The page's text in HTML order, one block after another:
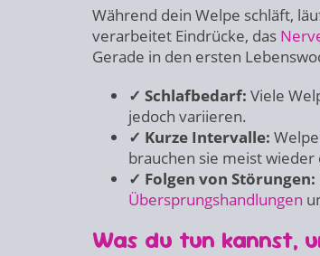
Während dein Welpe schläft,
verarbeitet Eindrücke, das
Gerade in den ersten
✓ Schlafbedarf: Viele
jedoch variieren.
✓ Kurze Intervalle:
brauchen sie meist wieder
✓ Folgen von Störungen:
Übersprungshandlungen
Was du tun kannst,